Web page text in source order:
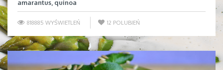
amarantus, quinoa
818885 WYŚWIETLEŃ 12 POLUBIEŃ